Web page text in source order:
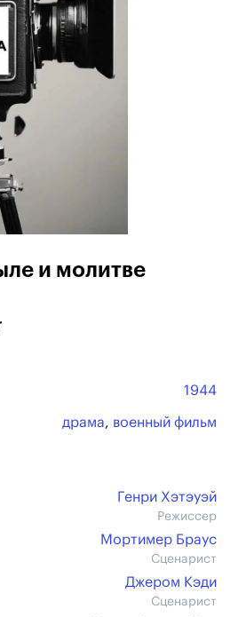
и молитве
1944
драма, военный фильм
Генри Хэтэуэй
Режиссер
Мортимер Браус
Сценарист
Джером Кэди
Сценарист